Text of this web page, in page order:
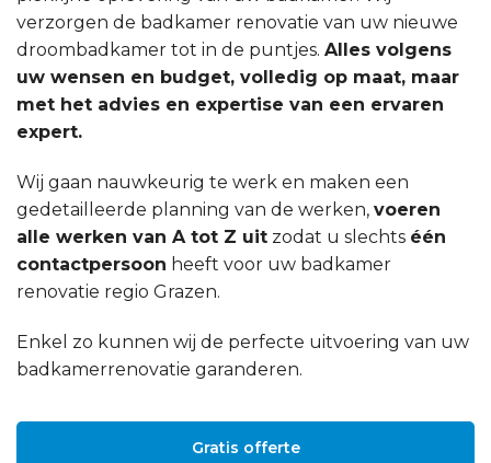
verzorgen de badkamer renovatie van uw nieuwe
droombadkamer tot in de puntjes. Alles volgens
uw wensen en budget, volledig op maat, maar
met het advies en expertise van een ervaren
expert.
Wij gaan nauwkeurig te werk en maken een
gedetailleerde planning van de werken, voeren
alle werken van A tot Z uit zodat u slechts één
contactpersoon heeft voor uw badkamer
renovatie regio Grazen.
Enkel zo kunnen wij de perfecte uitvoering van uw
badkamerrenovatie garanderen.
Gratis offerte